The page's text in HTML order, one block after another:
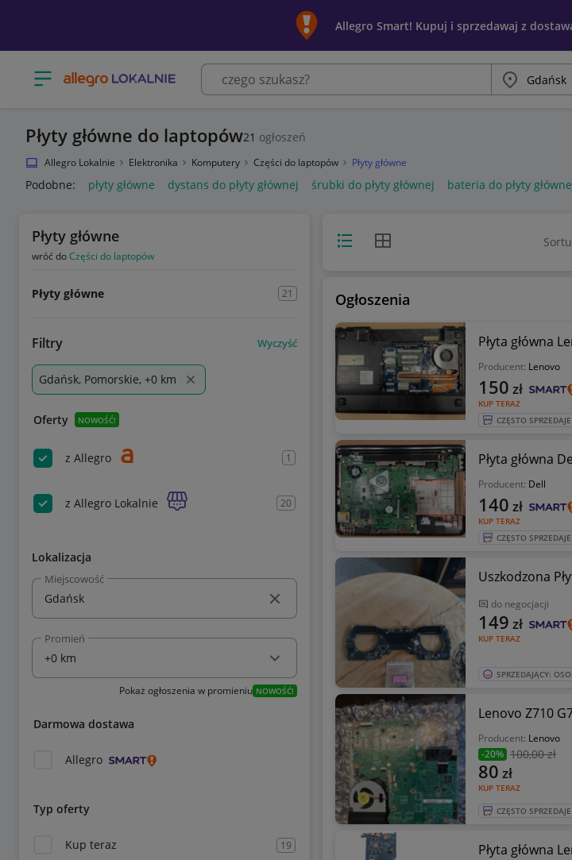
Allegro Smart! Kupuj i sprzedawaj z
Otwórz menu z kategoriami Miasto
Płyty główne do laptopów21 ogłoszeń
Allegro Lokalnie Elektronika Komputery Części do laptopów Płyty główne
Podobne: płyty główne dystans do płyty głównej śrubki do płyty głównej bateria do płyty
Płyty główne
wróć doCzęści do laptopów
Płyty główne 21
Filtry Wyczyść
Gdańsk, Pomorskie, +0 km
Oferty NOWOŚĆ!
z Allegro 1
z Allegro Lokalnie 20
Lokalizacja
Miejscowość
Promień
Pokaż ogłoszenia w promieniu NOWOŚĆ!
Darmowa dostawa
Allegro
Typ oferty
Kup teraz 19
Widok listyWidok siatki
Ogłoszenia
Płyta główna
Producent: Lenovo
KUP TERAZ
150 zł
CZĘSTO SPRZEDAJE
Płyta główna
Producent: Dell
KUP TERAZ
140 zł
CZĘSTO SPRZEDAJE
Uszkodzona
do negocjacji
KUP TERAZ
149 zł
SPRZEDAJĄCY:
Lenovo Z710
Producent: Lenovo
-20% 100,00 zł
KUP TERAZ
80 zł
CZĘSTO SPRZEDAJE
Płyta główna